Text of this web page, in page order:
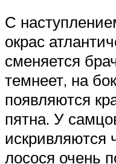
С
окрас
сменяется
темнеет, на
появляются
пятна. У
искривляются
лосося очень